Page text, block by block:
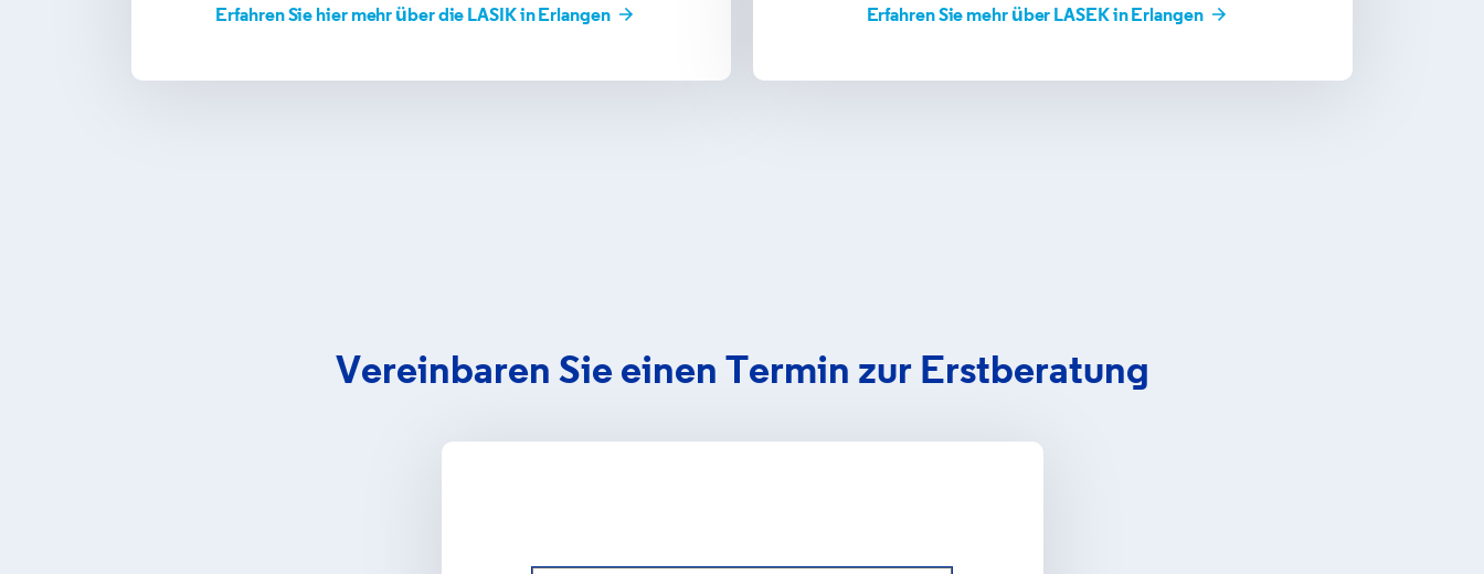
Erfahren Sie hier mehr über die LASIK in Erlangen Erfahren Sie mehr über LASEK in Erlangen
Vereinbaren Sie einen Termin zur Erstberatung